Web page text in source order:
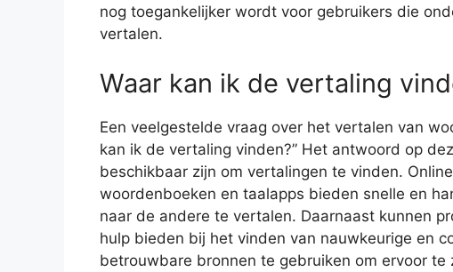
nog toegankelijker wordt voor gebruikers die
vertalen.
Waar kan ik de vertaling
Een veelgestelde vraag over het vertalen van
kan ik de vertaling vinden?” Het antwoord op
beschikbaar zijn om vertalingen te vinden.
woordenboeken en taalapps bieden snelle en
naar de andere te vertalen. Daarnaast kunnen
hulp bieden bij het vinden van nauwkeurige en
betrouwbare bronnen te gebruiken om ervoor